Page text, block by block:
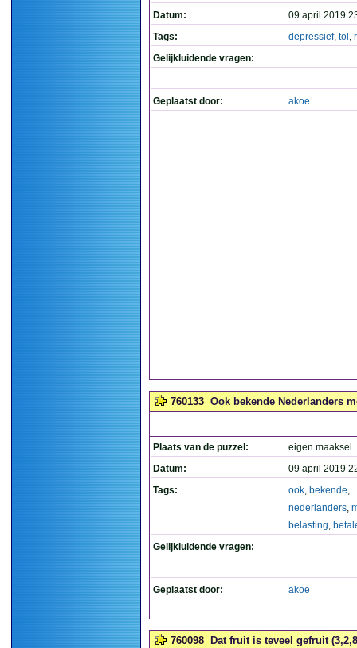
Datum:
09 april 2019
Tags:
depressief, tol ,
Gelijkluidende vragen:
Geplaatst door: akoe
760133 Ook bekende Nederlanders
Plaats van de puzzel:
eigen maaksel
Datum:
09 april 2019
Tags:
ook, bekende,
nederlanders,
belasting,
Gelijkluidende vragen:
Geplaatst door: akoe
760098 Dat fruit is teveel gefruit